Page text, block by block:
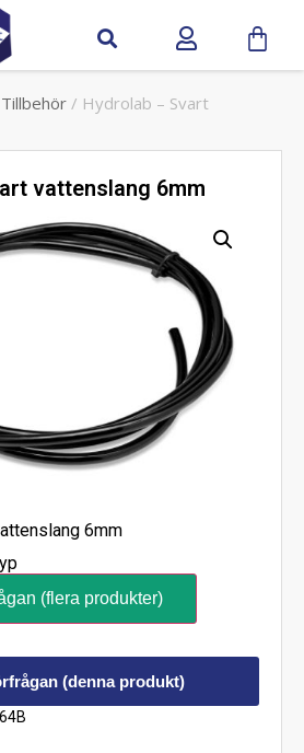
Tillbehör / Hydrolab – Svart
vattenslang 6mm
6mm
(flera produkter)
(denna produkt)